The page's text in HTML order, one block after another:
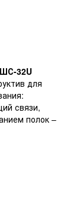
32U
для
связи,
полок –